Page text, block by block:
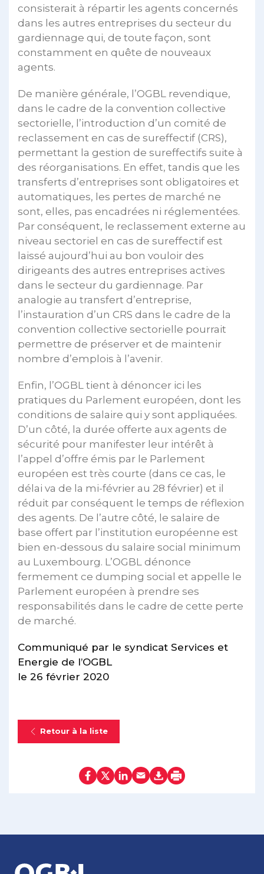
consisterait à répartir les agents concernés
dans les autres entreprises du secteur du
gardiennage qui, de toute façon, sont
constamment en quête de nouveaux
agents.
De manière générale, l’OGBL revendique,
dans le cadre de la convention collective
sectorielle, l’introduction d’un comité de
reclassement en cas de sureffectif (CRS),
permettant la gestion de sureffectifs suite à
des réorganisations. En effet, tandis que les
transferts d’entreprises sont obligatoires et
automatiques, les pertes de marché ne
sont, elles, pas encadrées ni réglementées.
Par conséquent, le reclassement externe au
niveau sectoriel en cas de sureffectif est
laissé aujourd’hui au bon vouloir des
dirigeants des autres entreprises actives
dans le secteur du gardiennage. Par
analogie au transfert d’entreprise,
l’instauration d’un CRS dans le cadre de la
convention collective sectorielle pourrait
permettre de préserver et de maintenir
nombre d’emplois à l’avenir.
Enfin, l’OGBL tient à dénoncer ici les
pratiques du Parlement européen, dont les
conditions de salaire qui y sont appliquées.
D’un côté, la durée offerte aux agents de
sécurité pour manifester leur intérêt à
l’appel d’offre émis par le Parlement
européen est très courte (dans ce cas, le
délai va de la mi-février au 28 février) et il
réduit par conséquent le temps de réflexion
des agents. De l’autre côté, le salaire de
base offert par l’institution européenne est
bien en-dessous du salaire social minimum
au Luxembourg. L’OGBL dénonce
fermement ce dumping social et appelle le
Parlement européen à prendre ses
responsabilités dans le cadre de cette perte
de marché.
Communiqué par le syndicat Services et
Energie de l’OGBL
le 26 février 2020
Retour à la liste